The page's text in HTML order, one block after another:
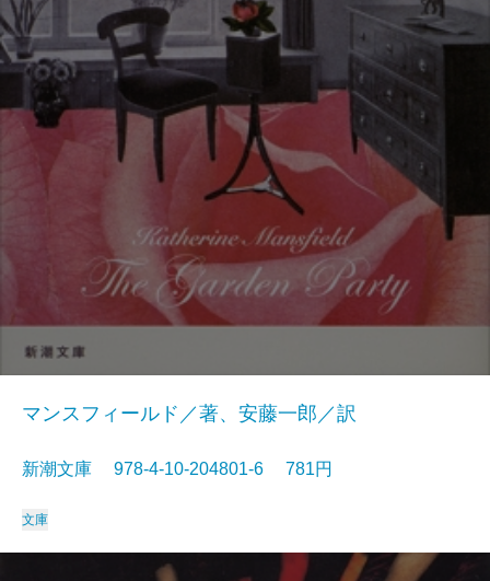
マンスフィールド／著、安藤一郎／訳
新潮文庫 978-4-10-204801-6 781円
文庫